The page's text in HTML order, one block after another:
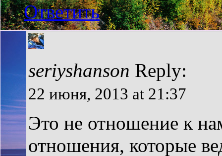
Ответить
seriyshanson Reply:
22 июня, 2013 at 21:37
Это не отношение к
отношения, которые